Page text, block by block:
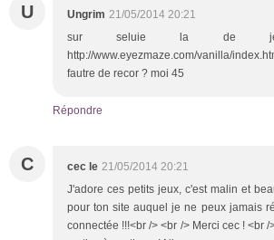
U Ungrim 21/05/2014 20:21
sur seluie la de
http://www.eyezmaze.com/vanilla/
fautre de recor ? moi 45
Répondre
C cec le 21/05/2014 20:21
J'adore ces petits jeux, c'est malin et
pour ton site auquel je ne peux jamais
connectée !!!<br /> <br /> Merci cec ! <br